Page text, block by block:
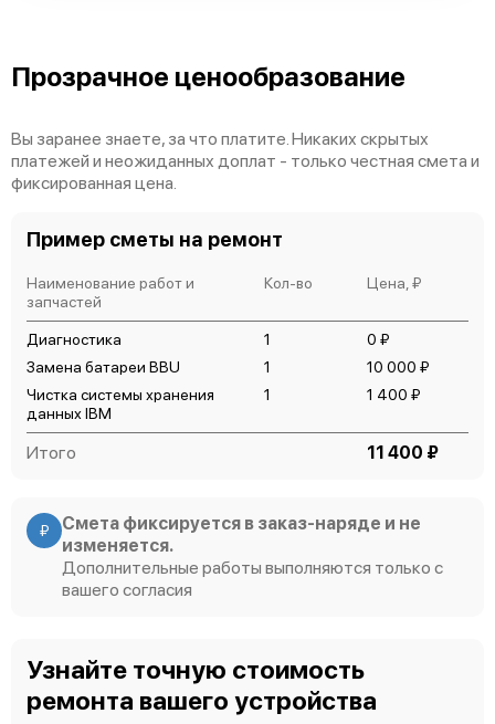
IBM Storwize V5020
Прозрачное ценообразование
Вы заранее знаете, за что платите. Никаких скрытых
платежей и неожиданных доплат - только честная смета и
фиксированная цена.
Пример сметы на ремонт
Наименование работ и
запчастей
Кол-во Цена, ₽
Диагностика 1
0 ₽
Замена батареи BBU
1
10 000 ₽
Чистка системы хранения
данных IBM
1 1 400 ₽
Итого 11 400 ₽
₽
Смета фиксируется в заказ-наряде и не
изменяется.
Дополнительные работы выполняются только с
вашего согласия
Узнайте точную стоимость
ремонта вашего устройства